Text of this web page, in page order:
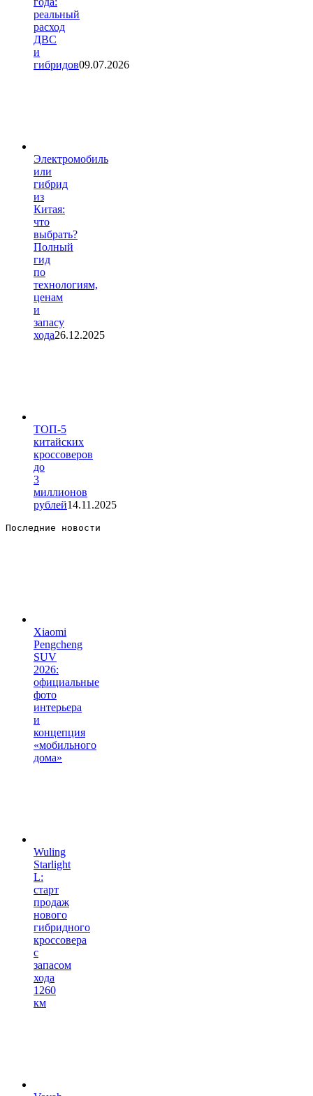
реальный
расход
ДВС
и
гибридов09.07.2026
Электромобиль
или
гибрид
из
Китая:
что
выбрать?
Полный
гид
по
технологиям,
ценам
и
запасу
хода26.12.2025
ТОП-5
китайских
кроссоверов
до
3
миллионов
рублей14.11.2025
Последние новости
Xiaomi
Pengcheng
SUV
2026:
официальные
фото
интерьера
и
концепция
«мобильного
дома»
Wuling
Starlight
L:
старт
продаж
нового
гибридного
кроссовера
с
запасом
хода
1260
км